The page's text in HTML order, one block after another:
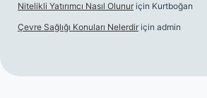
Nitelikli Yatırımcı Nasıl Olunur için Kurtboğan
Çevre Sağlığı Konuları Nelerdir için admin